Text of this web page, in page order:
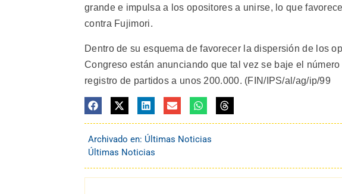
grande e impulsa a los opositores a unirse, lo que
contra Fujimori.
Dentro de su esquema de favorecer la dispersión de los
Congreso están anunciando que tal vez se baje el
registro de partidos a unos 200.000. (FIN/IPS/al/ag/ip/99
Archivado en: Últimas Noticias
Últimas Noticias